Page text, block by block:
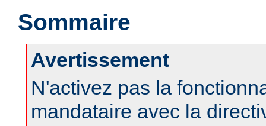
Sommaire
Avertissement
N'activez pas la
mandataire avec la